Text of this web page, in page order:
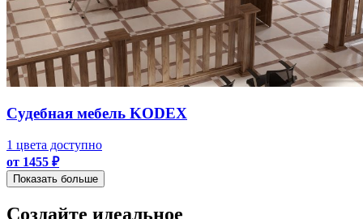
Судебная мебель KODEX
1 цвета доступно
от 1455 ₽
Показать больше
Создайте идеальное